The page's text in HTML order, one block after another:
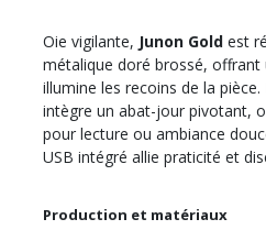
Oie vigilante, Junon Gold est
métalique doré brossé, offrant
illumine les recoins de la
intègre un abat-jour pivotant,
pour lecture ou ambiance
USB intégré allie praticité et
Production et matériaux